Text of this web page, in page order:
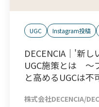
UGC Instagram投稿
DECENCIA｜'新
UGC施策とは ～
と高めるUGCは不
株式会社DECENCIA/